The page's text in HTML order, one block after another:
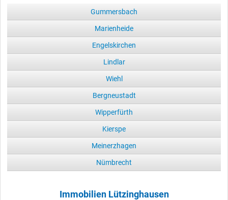
Gummersbach
Marienheide
Engelskirchen
Lindlar
Wiehl
Bergneustadt
Wipperfürth
Kierspe
Meinerzhagen
Nümbrecht
Immobilien Lützinghausen